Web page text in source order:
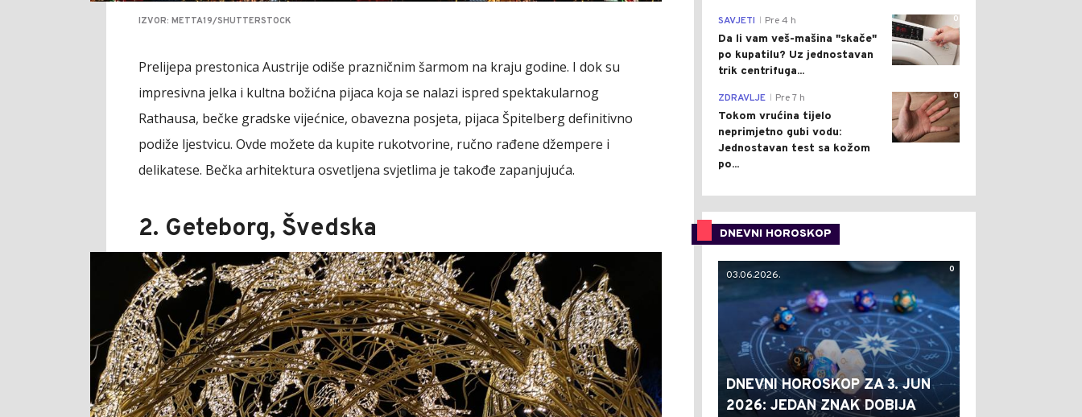
IZVOR: METTA19/SHUTTERSTOCK
Prelijepa prestonica Austrije odiše prazničnim šarmom na kraju godine. I dok su
impresivna jelka i kultna božićna pijaca koja se nalazi ispred spektakularnog
Rathausa, bečke gradske vijećnice, obavezna posjeta, pijaca Špitelberg definitivno
podiže ljestvicu. Ovde možete da kupite rukotvorine, ručno rađene džempere i
delikatese. Bečka arhitektura osvetljena svjetlima je takođe zapanjujuća.
2. Geteborg, Švedska
0
SAVJETI Pre 4 h
Da li vam veš-mašina "skače"
po kupatilu? Uz jednostavan
trik centrifuga...
0
ZDRAVLJE Pre 7 h
Tokom vrućina tijelo
neprimjetno gubi vodu:
Jednostavan test sa kožom
po...
DNEVNI HOROSKOP
0
03.06.2026.
DNEVNI HOROSKOP ZA 3. JUN
2026: JEDAN ZNAK DOBIJA